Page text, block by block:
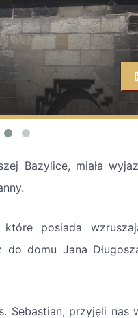
Bazylice, miała
posiada
domu Jana
Sebastian, przyjęli nas